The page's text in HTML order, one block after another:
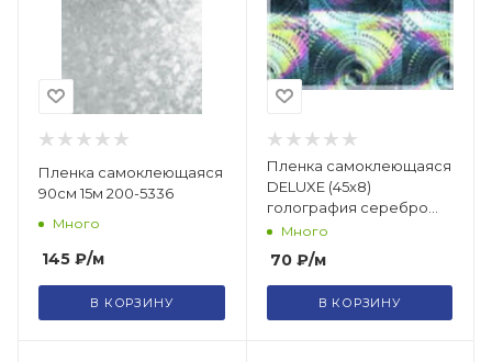
Пленка самоклеющаяся
90см 15м 200-5336
Много
145 ₽/м
В КОРЗИНУ
Пленка самоклеющаяся
DELUXE (45х8)
голография серебро
6004
Много
70₽/м
В КОРЗИНУ